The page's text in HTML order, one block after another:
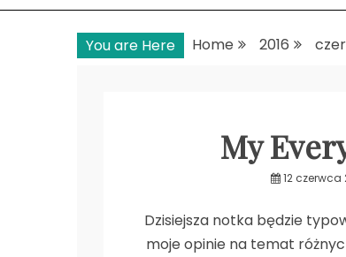
You are Here Home 2016
My
12 czerwca
Dzisiejsza notka będzie
moje opinie na temat